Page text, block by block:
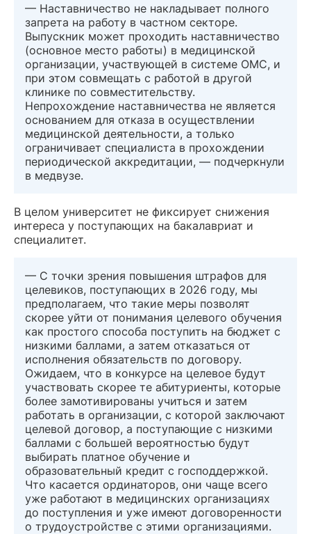
— Наставничество не накладывает полного
запрета на работу в частном секторе.
Выпускник может проходить наставничество
(основное место работы) в медицинской
организации, участвующей в системе ОМС, и
при этом совмещать с работой в другой
клинике по совместительству.
Непрохождение наставничества не является
основанием для отказа в осуществлении
медицинской деятельности, а только
ограничивает специалиста в прохождении
периодической аккредитации, — подчеркнули
в медвузе.
В целом университет не фиксирует снижения
интереса у поступающих на бакалавриат и
специалитет.
— С точки зрения повышения штрафов для
целевиков, поступающих в 2026 году, мы
предполагаем, что такие меры позволят
скорее уйти от понимания целевого обучения
как простого способа поступить на бюджет с
низкими баллами, а затем отказаться от
исполнения обязательств по договору.
Ожидаем, что в конкурсе на целевое будут
участвовать скорее те абитуриенты, которые
более замотивированы учиться и затем
работать в организации, с которой заключают
целевой договор, а поступающие с низкими
баллами с большей вероятностью будут
выбирать платное обучение и
образовательный кредит с господдержкой.
Что касается ординаторов, они чаще всего
уже работают в медицинских организациях
до поступления и уже имеют договоренности
о трудоустройстве с этими организациями.